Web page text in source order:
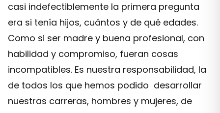
casi indefectiblemente la primera pregunta
era si tenía hijos, cuántos y de qué edades.
Como si ser madre y buena profesional, con
habilidad y compromiso, fueran cosas
incompatibles. Es nuestra responsabilidad, la
de todos los que hemos podido desarrollar
nuestras carreras, hombres y mujeres, de